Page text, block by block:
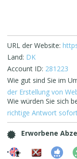
URL der Website:
Land: DK
Account ID: 281223
Wie gut sind Sie im
der Erstellung von
Wie würden Sie sich
richtige Antwort
Erworbene